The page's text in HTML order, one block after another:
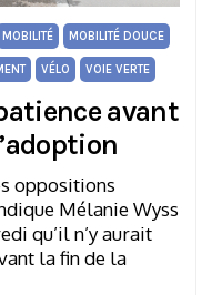
MOBILITÉ MOBILITÉ DOUCE
VÉLO VOIE VERTE
avant
oppositions
Mélanie Wyss
qu’il n’y aurait
la fin de la